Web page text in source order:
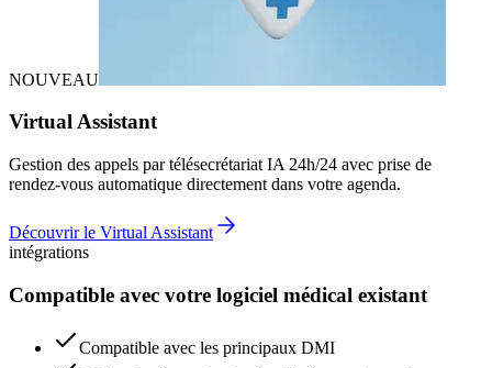
NOUVEAU
Virtual Assistant
Gestion des appels par télésecrétariat IA 24h/24 avec prise de
rendez-vous automatique directement dans votre agenda.
Découvrir le Virtual Assistant
intégrations
Compatible avec votre logiciel médical existant
Compatible avec les principaux DMI